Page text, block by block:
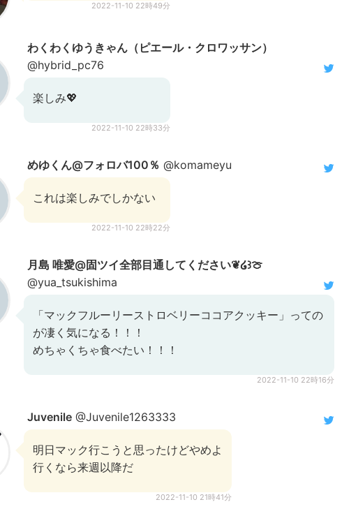
2022-11-10 22時49分
わくわくゆうきゃん（ピエール・クロワッサン）
@hybrid_pc76
楽しみ💖
2022-11-10 22時33分
めゆくん@フォロバ100％ @komameyu
これは楽しみでしかない
2022-11-10 22時22分
月島 唯愛@固ツイ全部目通してください❦໒꒱🍈
@yua_tsukishima
「マックフルーリーストロベリーココアクッキー」っての
が凄く気になる！！！
めちゃくちゃ食べたい！！！
2022-11-10 22時16分
Juvenile @Juvenile1263333
明日マック行こうと思ったけどやめよ
行くなら来週以降だ
2022-11-10 21時41分